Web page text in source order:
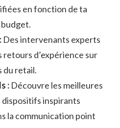
en fonction de ta
Des intervenants experts
d’expérience sur
du retail.
:Découvre les meilleures
inspirants
la communication point